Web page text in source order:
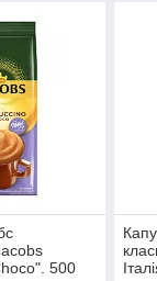
500